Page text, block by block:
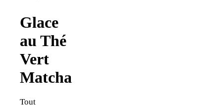
Glace
au Thé
Vert
Matcha
Tout